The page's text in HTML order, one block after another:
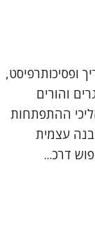
ופסיכותרפיסט,
והורים
ההתפתחות
עצמית
דרכ...